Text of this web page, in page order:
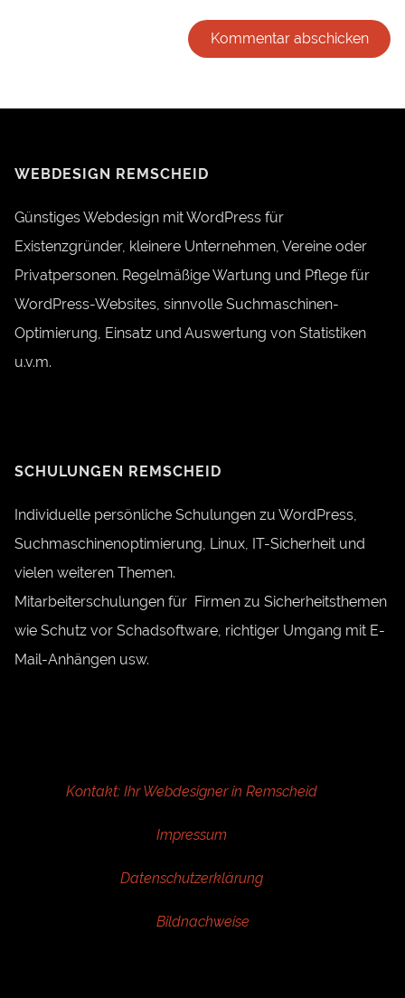
WEBDESIGN REMSCHEID
Günstiges Webdesign mit WordPress für
Existenzgründer, kleinere Unternehmen, Vereine oder
Privatpersonen. Regelmäßige Wartung und Pflege für
WordPress-Websites, sinnvolle Suchmaschinen-
Optimierung, Einsatz und Auswertung von Statistiken
u.v.m.
SCHULUNGEN REMSCHEID
Individuelle persönliche Schulungen zu WordPress,
Suchmaschinenoptimierung, Linux, IT-Sicherheit und
vielen weiteren Themen.
Mitarbeiterschulungen für Firmen zu Sicherheitsthemen
wie Schutz vor Schadsoftware, richtiger Umgang mit E-
Mail-Anhängen usw.
Kontakt: Ihr Webdesigner in Remscheid
Impressum
Datenschutzerklärung
Bildnachweise